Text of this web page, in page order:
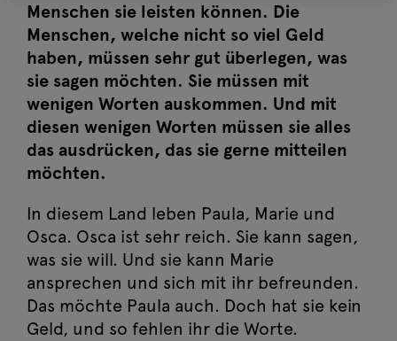
Menschen sie leisten können. Die
Menschen, welche nicht so viel Geld
haben, müssen sehr gut überlegen, was
sie sagen möchten. Sie müssen mit
wenigen Worten auskommen. Und mit
diesen wenigen Worten müssen sie alles
das ausdrücken, das sie gerne mitteilen
möchten.
In diesem Land leben Paula, Marie und
Osca. Osca ist sehr reich. Sie kann sagen,
was sie will. Und sie kann Marie
ansprechen und sich mit ihr befreunden.
Das möchte Paula auch. Doch hat sie kein
Geld, und so fehlen ihr die Worte.